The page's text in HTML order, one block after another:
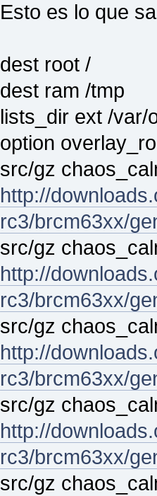
Esto es lo que
dest root /
dest ram /tmp
lists_dir ext /var/
option
src/gz
http://
rc3/brcm63xx/
src/gz
http://
rc3/brcm63xx/
src/gz
http://
rc3/brcm63xx/
src/gz
http://
rc3/brcm63xx/
src/gz